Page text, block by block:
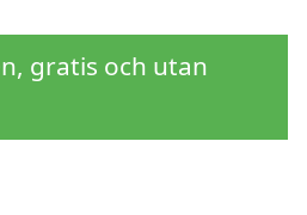
gratis och utan